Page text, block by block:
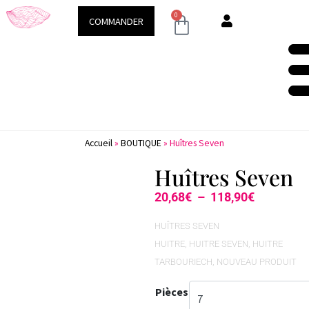
COMMANDER
0
Accueil» BOUTIQUE» Huîtres Seven
Huîtres Seven
20,68€ – 118,90€
HUÎTRES SEVEN
HUITRE HUITRE SEVEN HUITRE
TARBOURIECH NOUVEAU PRODUIT
Pièces